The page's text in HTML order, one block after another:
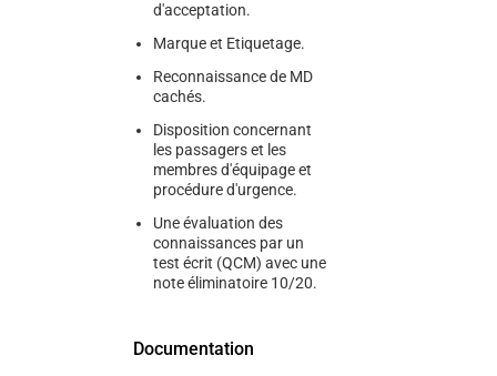
d'acceptation.
Marque et Etiquetage.
Reconnaissance de MD
cachés.
Disposition concernant
les passagers et les
membres d'équipage et
procédure d'urgence.
Une évaluation des
connaissances par un
test écrit (QCM) avec une
note éliminatoire 10/20.
Documentation